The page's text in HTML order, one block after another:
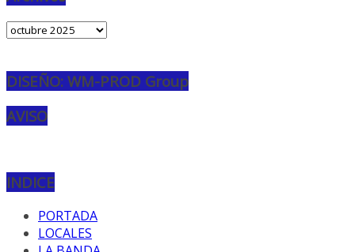
Archivos
DISEÑO: WM-PROD Group
AVISO
INDICE
PORTADA
LOCALES